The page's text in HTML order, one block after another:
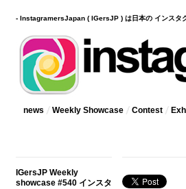
- InstagramersJapan ( IGersJP ) は日本の インスタ
news Weekly Showcase Contest
IGersJP Weekly
showcase #540 インスタ